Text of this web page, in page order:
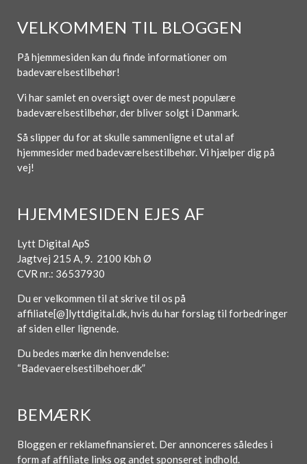
VELKOMMEN TIL BLOGGEN
På hjemmesiden kan du finde informationer om
badeværelsestilbehør!
Vi har samlet en oversigt over de mest populære
badeværelsestilbehør, der bliver solgt i Danmark.
Så slipper du for at skulle sammenligne et utal af
hjemmesider med badeværelsestilbehør. Vi hjælper dig på
vej!
HJEMMESIDEN EJES AF
Lytt Digital ApS
Jagtvej 215 A, 9. 2100 Kbh Ø
CVR nr.: 36537930
Du er velkommen til at skrive til os på
affiliate[@]lyttdigital.dk, hvis du har forslag til forbedringer
af siden eller lignende.
Du bedes mærke din henvendelse:
“Badevaerelsestilbehoer.dk”
BEMÆRK
Bloggen er reklamefinansieret. Der annonceres således i
form af affiliate links og andet sponseret indhold.